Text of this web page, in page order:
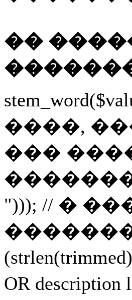
��
����,
���
"))); // �
OR